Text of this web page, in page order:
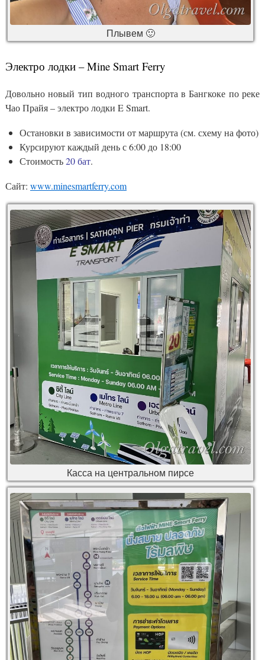
Плывем 🙂
Электро лодки – Mine Smart Ferry
Довольно новый тип водного транспорта в Бангкоке по реке
Чао Прайя – электро лодки E Smart.
Остановки в зависимости от маршрута (см. схему на фото)
Курсируют каждый день с 6:00 до 18:00
Стоимость20 бат.
Сайт: www.minesmartferry.com
Касса на центральном пирсе